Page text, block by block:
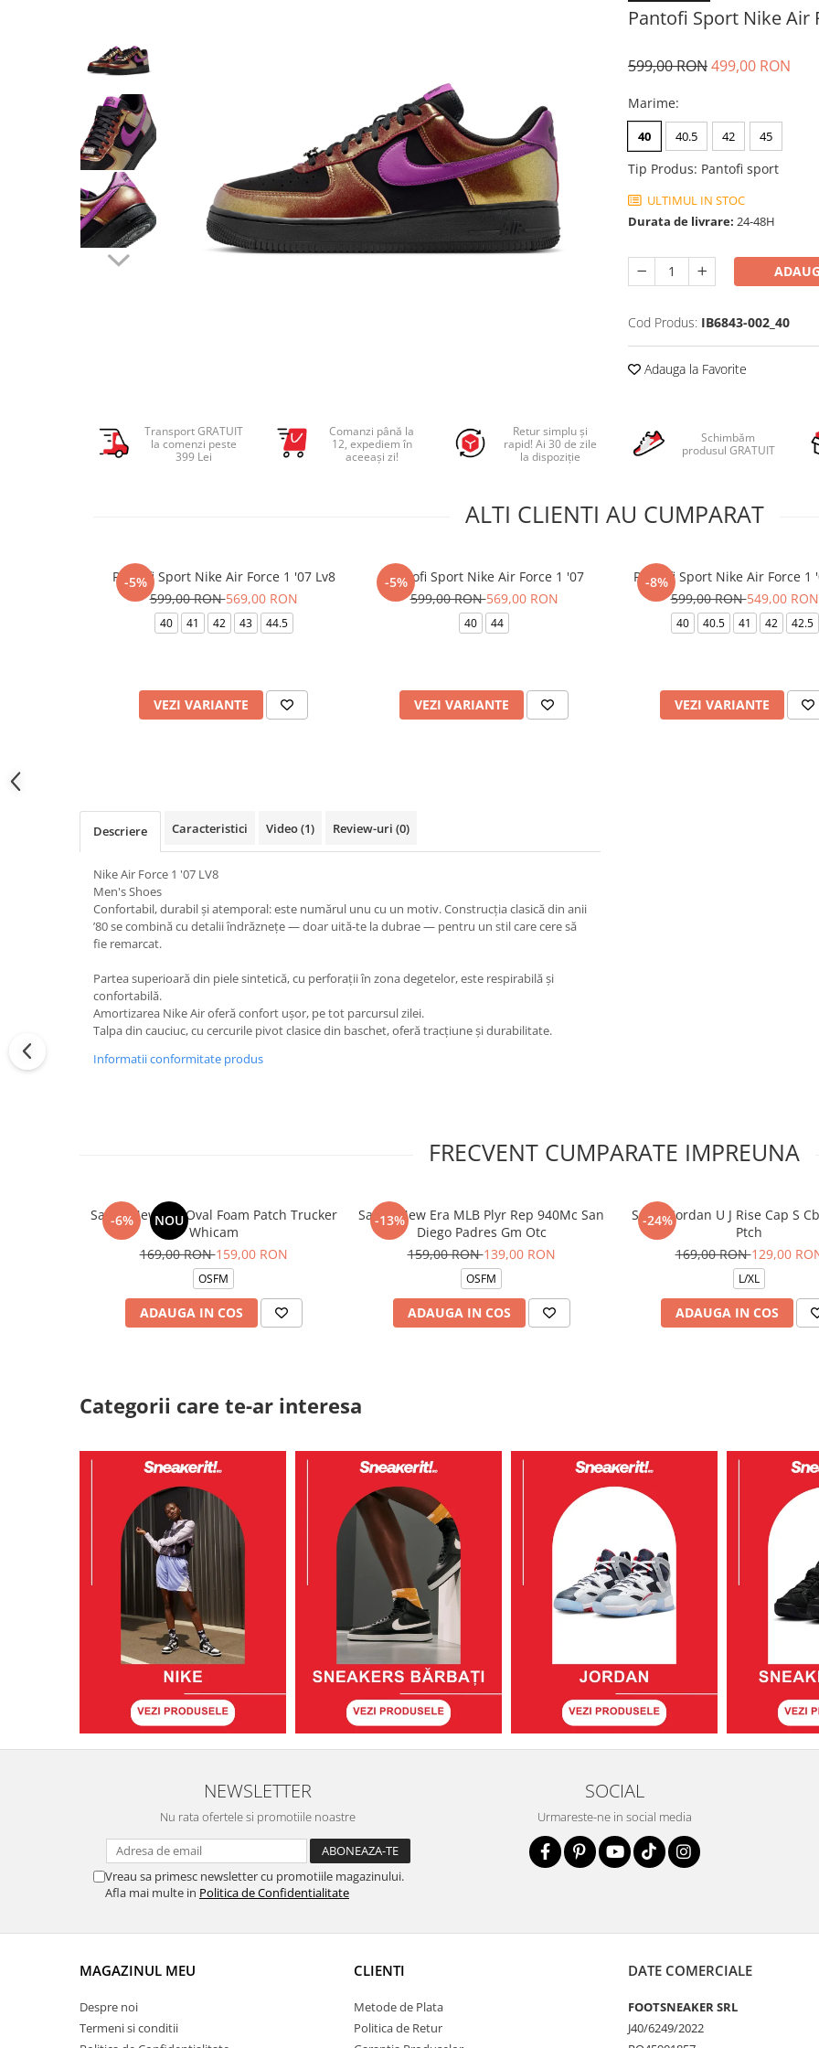
Pantaloni scurti Copii
Ingrijire incaltaminte
Pantofi Sport Nike Air
599,00 RON499,00 RON
Marime:
40 40.5 42 45
Tip Produs: Pantofi sport
ULTIMUL IN STOC
Durata de livrare: 24-48H
Cod Produs: IB6843-002_40
Adauga la Favorite
Transport GRATUIT
la comenzi peste
399 Lei
Comanzi până la
12, expediem în
aceeași zi!
Retur simplu și
rapid! Ai 30 de zile
la dispoziție
Schimbăm
produsul GRATUIT
ALTI CLIENTI AU CUMPARAT
-5%
Pantofi Sport Nike Air Force 1 '07 Lv8
599,00 RON569,00 RON
40 41 42 43 44.5
VEZI VARIANTE
-5%
Pantofi Sport Nike Air Force 1 '07
599,00 RON569,00 RON
40 44
VEZI VARIANTE
-8%
Pantofi Sport Nike Air Force 1
599,00 RON549,00 RON
40 40.5 41 42 42.5
VEZI VARIANTE
Descriere Caracteristici Video(1) Review-uri (0)
Nike Air Force 1 '07 LV8
Men's Shoes
Confortabil, durabil și atemporal: este numărul unu cu un motiv. Construcția clasică din anii
’80 se combină cu detalii îndrăznețe — doar uită‑te la dubrae — pentru un stil care cere să
fie remarcat.
Partea superioară din piele sintetică, cu perforații în zona degetelor, este respirabilă și
confortabilă.
Amortizarea Nike Air oferă confort ușor, pe tot parcursul zilei.
Talpa din cauciuc, cu cercurile pivot clasice din baschet, oferă tracțiune și durabilitate.
Informatii conformitate produs
FRECVENT CUMPARATE IMPREUNA
-6% NOU
Sapca New Era Oval Foam Patch Trucker
Whicam
169,00 RON159,00 RON
OSFM
ADAUGA IN COS
-13%
Sapca New Era MLB Plyr Rep 940Mc San
Diego Padres Gm Otc
159,00 RON139,00 RON
OSFM
ADAUGA IN COS
-24%
Sapca Jordan U J Rise Cap S
Ptch
169,00 RON129,00
L/XL
ADAUGA IN COS
Categorii care te-ar interesa
NEWSLETTER
Nu rata ofertele si promotiile noastre
Vreau sa primesc newsletter cu promotiile magazinului.
Afla mai multe in Politica de Confidentialitate
SOCIAL
Urmareste-ne in social media
MAGAZINUL MEU
Despre noi
Termeni si conditii
CLIENTI
Metode de Plata
Politica de Retur
DATE COMERCIALE
FOOTSNEAKER SRL
J40/6249/2022